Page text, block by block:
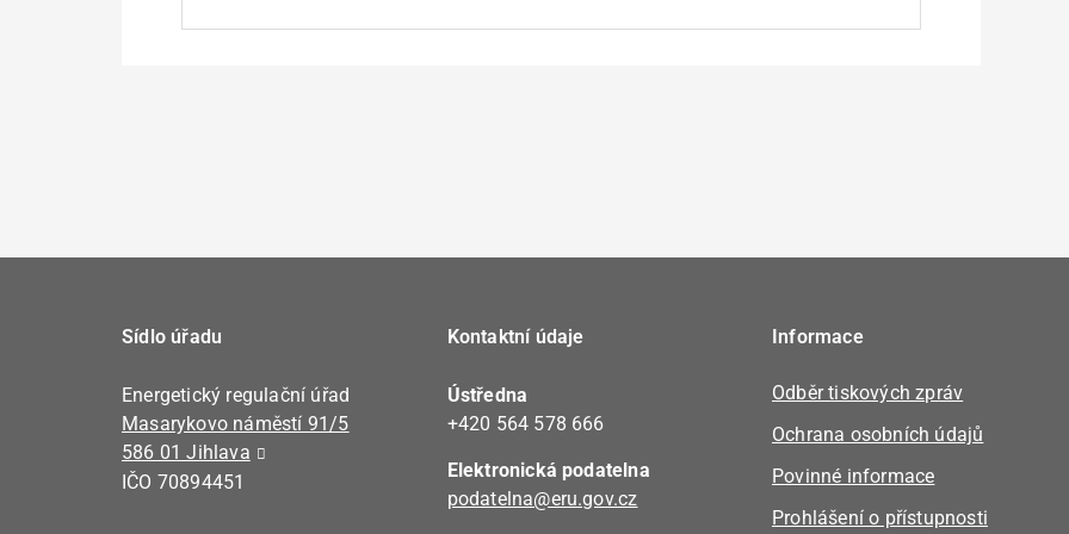
Sídlo úřadu
Energetický regulační úřad
Masarykovo náměstí 91/5
586 01 Jihlava
IČO 70894451
Kontaktní údaje
Ústředna
+420 564 578 666
Elektronická podatelna
podatelna@eru.gov.cz
Informace
Odběr tiskových zpráv
Ochrana osobních údajů
Povinné informace
Prohlášení o přístupnosti